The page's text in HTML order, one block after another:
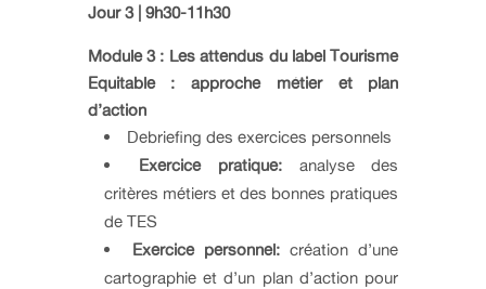
Jour 3 | 9h30-11h30
Module 3 : Les attendus du label Tourisme
Equitable : approche métier et plan
d’action
Debriefing des exercices personnels
Exercice pratique: analyse des
critères métiers et des bonnes pratiques
de TES
Exercice personnel:création d’une
cartographie et d’un plan d’action pour